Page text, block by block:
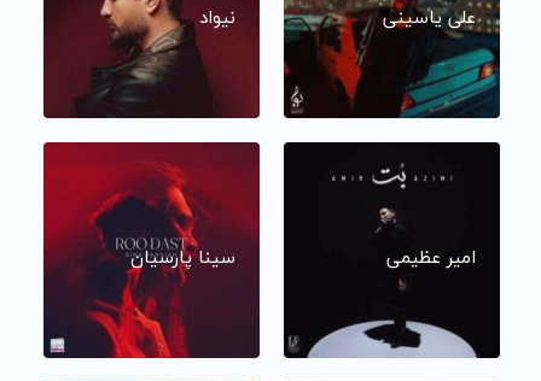
علی یاسینی نیواد
امیر عظیمی سینا پارسیان